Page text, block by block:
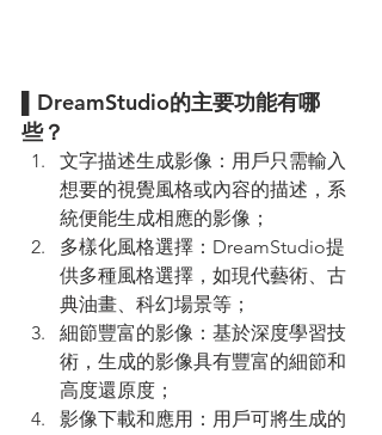
▌DreamStudio的主要功能有哪
些？
文字描述生成影像：用戶只需輸入
想要的視覺風格或內容的描述，系
統便能生成相應的影像；
多樣化風格選擇：DreamStudio提
供多種風格選擇，如現代藝術、古
典油畫、科幻場景等；
細節豐富的影像：基於深度學習技
術，生成的影像具有豐富的細節和
高度還原度；
影像下載和應用：用戶可將生成的